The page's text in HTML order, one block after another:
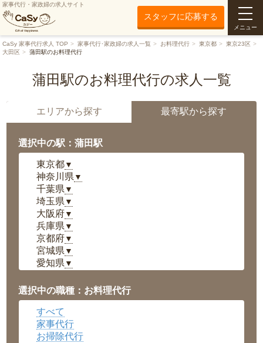
家事代行・家政婦の求人サイト
スタッフに応募する
メニュー
CaSy 家事代行求人 TOP 家事代行･家政婦の求人一覧 お料理代行 東京都
東京23区
大田区
蒲田駅のお料理代行
蒲田駅のお料理代行の求人一覧
エリアから探す 最寄駅から探す
選択中の駅：蒲田駅
東京都▼
神奈川県 ▼
千葉県 ▼
埼玉県 ▼
大阪府▼
兵庫県 ▼
京都府▼
宮城県 ▼
愛知県 ▼
岡山県▼
広島県▼
沖縄県
選択中の職種：お料理代行
すべて
家事代行
お掃除代行